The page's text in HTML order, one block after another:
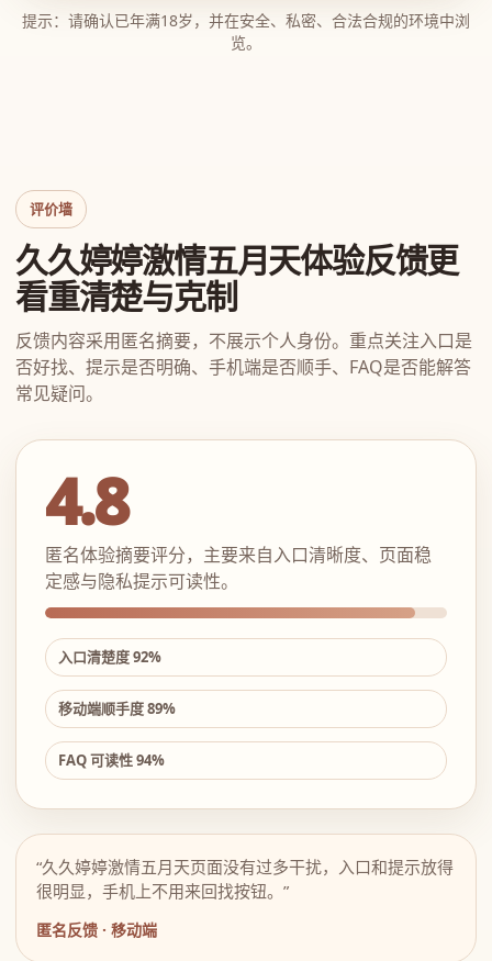
提示：请确认已年满18岁，并在安全、私密、合法合规的环境中浏
览。
评价墙
久久婷婷激情五月天体验反馈更
看重清楚与克制
反馈内容采用匿名摘要，不展示个人身份。重点关注入口是
否好找、提示是否明确、手机端是否顺手、FAQ是否能解答
常见疑问。
4.8
匿名体验摘要评分，主要来自入口清晰度、页面稳
定感与隐私提示可读性。
入口清楚度 92%
移动端顺手度 89%
FAQ 可读性 94%
“久久婷婷激情五月天页面没有过多干扰，入口和提示放得
很明显，手机上不用来回找按钮。”
匿名反馈 · 移动端